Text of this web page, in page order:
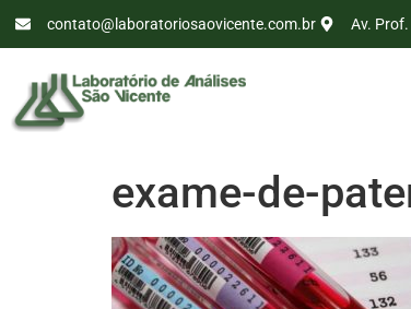
contato@laboratoriosaovicente.com.br Av.
exame-de-